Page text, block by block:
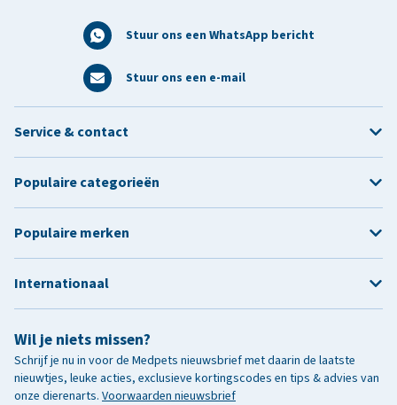
Stuur ons een WhatsApp bericht
Stuur ons een e-mail
Wil je niets missen?
Schrijf je nu in voor de Medpets nieuwsbrief met daarin de laatste
nieuwtjes, leuke acties, exclusieve kortingscodes en tips & advies van
onze dierenarts. Voorwaarden nieuwsbrief
Service & contact
Populaire categorieën
Populaire merken
Internationaal